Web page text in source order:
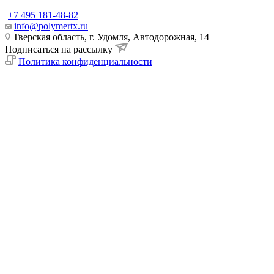
+7 495 181-48-82
info@polymertx.ru
Тверская область, г. Удомля, Автодорожная, 14
Подписаться на рассылку
Политика конфиденциальности